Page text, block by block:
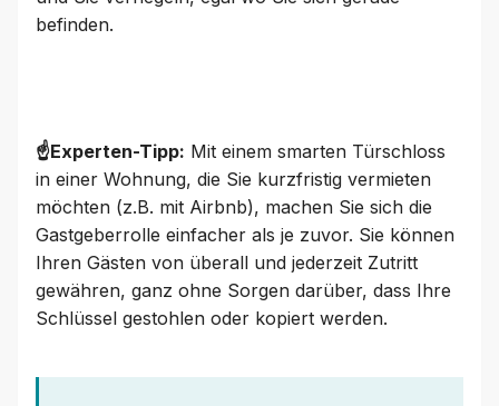
befinden.
☝️Experten-Tipp: Mit einem smarten Türschloss
in einer Wohnung, die Sie kurzfristig vermieten
möchten (z.B. mit Airbnb), machen Sie sich die
Gastgeberrolle einfacher als je zuvor. Sie können
Ihren Gästen von überall und jederzeit Zutritt
gewähren, ganz ohne Sorgen darüber, dass Ihre
Schlüssel gestohlen oder kopiert werden.